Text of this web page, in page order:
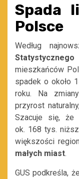
Spada
Polsce
Według
Statystycznego
mieszkańców
spadek o około
roku. Na
przyrost
Szacuje się,
ok. 168 tys.
większości
małych miast.
GUS podkreśla,